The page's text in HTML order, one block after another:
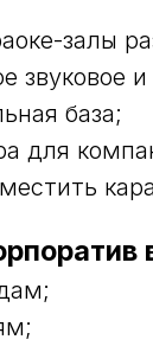
залы
звуковое
база;
для